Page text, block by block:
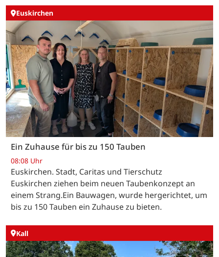
Euskirchen
Ein Zuhause für bis zu 150 Tauben
08:08 Uhr
Euskirchen. Stadt, Caritas und Tierschutz
Euskirchen ziehen beim neuen Taubenkonzept an
einem Strang.Ein Bauwagen, wurde hergerichtet, um
bis zu 150 Tauben ein Zuhause zu bieten.
Kall